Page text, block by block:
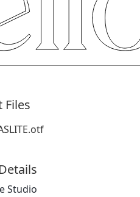
Files
Studio